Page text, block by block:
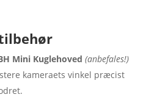
Mini Kuglehoved (anbefales!)
kameraets vinkel præcist